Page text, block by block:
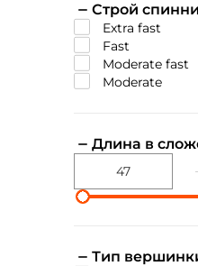
Строй
extra fast
fast
moderate fast
moderate
Длина в
Тип